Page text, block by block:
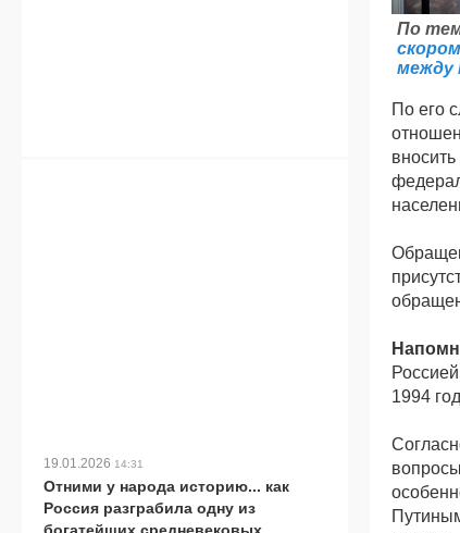
По
между
По его
1994
19.01.2026 14:31
Отними у народа историю... как
Россия разграбила одну из